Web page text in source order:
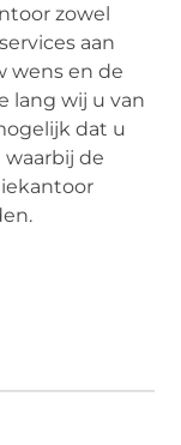
zowel
aan
wens en de
lang wij u van
dat u
de